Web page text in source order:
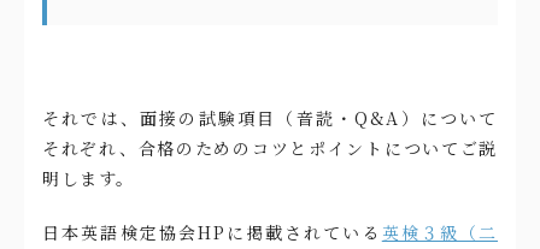
それでは、面接の試験項目（音読・Q&A）について
それぞれ、合格のためのコツとポイントについてご説
明します。
日本英語検定協会HPに掲載されている 英検３級（二